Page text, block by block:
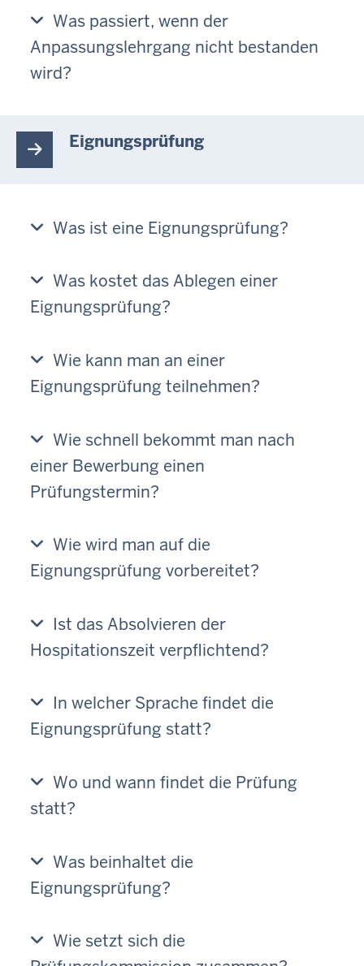
Was passiert, wenn der
Anpassungslehrgang nicht bestanden
wird?
Eignungsprüfung
Was ist eine Eignungsprüfung?
Was kostet das Ablegen einer
Eignungsprüfung?
Wie kann man an einer
Eignungsprüfung teilnehmen?
Wie schnell bekommt man nach
einer Bewerbung einen
Prüfungstermin?
Wie wird man auf die
Eignungsprüfung vorbereitet?
Ist das Absolvieren der
Hospitationszeit verpflichtend?
In welcher Sprache findet die
Eignungsprüfung statt?
Wo und wann findet die Prüfung
statt?
Was beinhaltet die
Eignungsprüfung?
Wie setzt sich die